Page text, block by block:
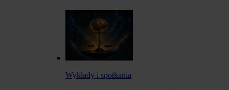
Wykłady i spotkania